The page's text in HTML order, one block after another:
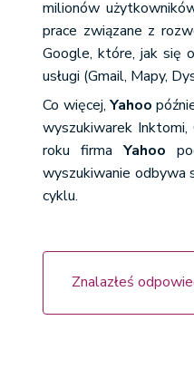
milionów
prace związane z
Google, które, jak się
usługi (Gmail, Mapy,
Co więcej, Yahoo
wyszukiwarek
roku firma Yahoo
wyszukiwanie odbywa
cyklu.
Znalazłeś